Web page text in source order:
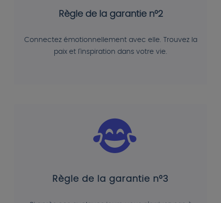
Règle de la garantie n°2
Connectez émotionnellement avec elle. Trouvez la
paix et l'inspiration dans votre vie.
Règle de la garantie n°3